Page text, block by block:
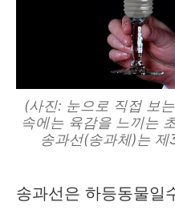
(사진: 눈으로 직접 보
속에는 육감을 느끼는
송과선(송과체)는
송과선은 하등동물일